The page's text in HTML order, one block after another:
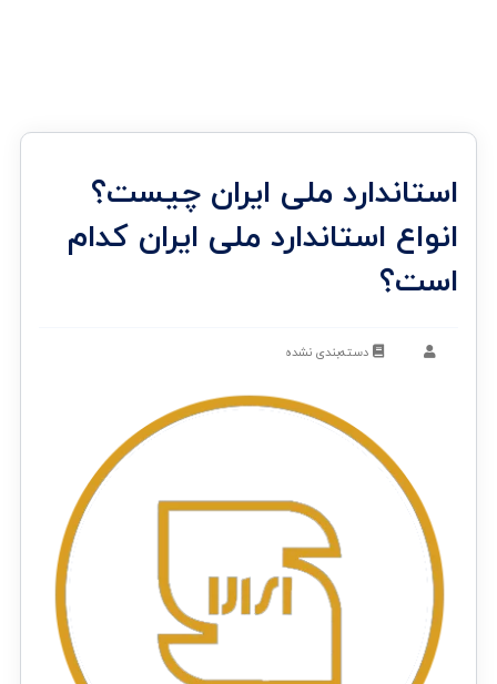
استاندارد ملی ایران چیست؟
انواع استاندارد ملی ایران کدام
است؟
دسته‌بندی نشده